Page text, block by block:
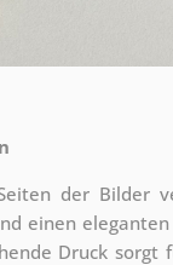
der Bilder
einen
Druck sorgt